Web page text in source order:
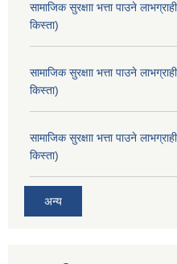
सामाजिक सुरक्षाा भत्ता पाउने
किस्ता)
सामाजिक सुरक्षाा भत्ता पाउने
किस्ता)
सामाजिक सुरक्षाा भत्ता पाउने
किस्ता)
अन्य